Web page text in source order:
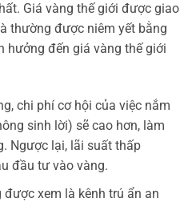
Giá vàng thế giới được giao
thường được niêm yết bằng
hưởng đến giá vàng thế giới
chi phí cơ hội của việc nắm
sinh lời) sẽ cao hơn, làm
Ngược lại, lãi suất thấp
đầu tư vào vàng.
xem là kênh trú ẩn an